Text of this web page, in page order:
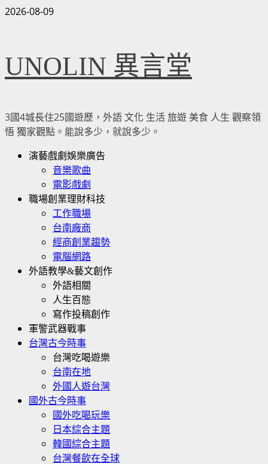
Skip
2026-08-09
UNOLIN 異言堂
3國4城長住25國遊歷，外語 文化 生活 旅遊 美食 人生 觀察領
悟 獨家觀點。能說多少，就說多少。
Primary演藝戲劇娛樂廣告
音樂歌曲
電影戲劇
職場創業理財科技
工作職場
台南廠商
經商創業趨勢
電腦網路
外語教學&藝文創作
外語相關
人生百態
寫作投稿創作
軍警武器戰事
台灣古今時事
台灣吃喝遊樂
台南在地
外國人遊台灣
國外古今時事
國外吃喝玩樂
日本綜合主題
韓國綜合主題
台灣餐飲在全球